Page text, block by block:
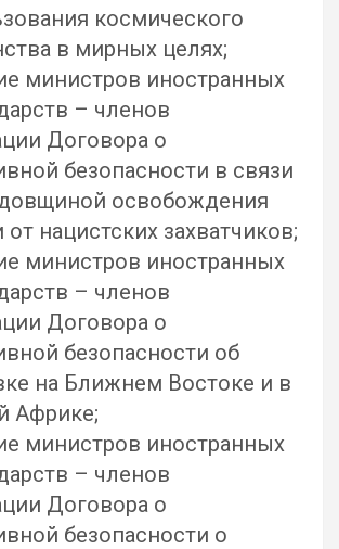
космического
в мирных целях;
министров иностранных
– членов
Договора о
безопасности в связи
освобождения
от нацистских захватчиков;
министров иностранных
– членов
Договора о
безопасности об
на Ближнем Востоке и в
Африке;
министров иностранных
– членов
Договора о
безопасности о